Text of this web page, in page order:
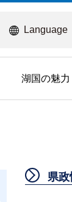
Language
湖国の魅力
県政